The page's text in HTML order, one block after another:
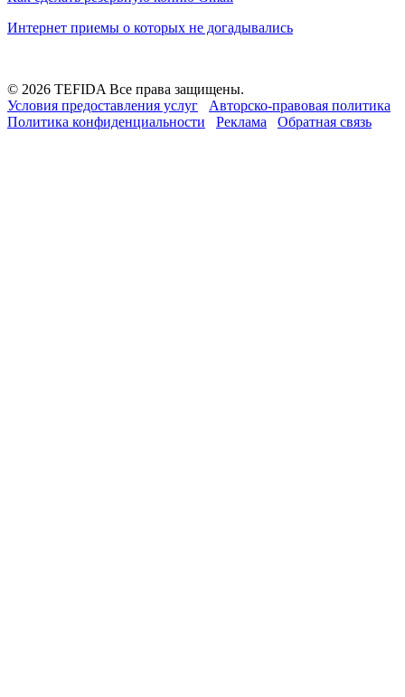
Интернет приемы о которых не догадывались
© 2026 TEFIDA Все права защищены.
Условия предоставления услуг
Авторско-правовая политика
Политика конфиденциальности
Реклама Обратная связь